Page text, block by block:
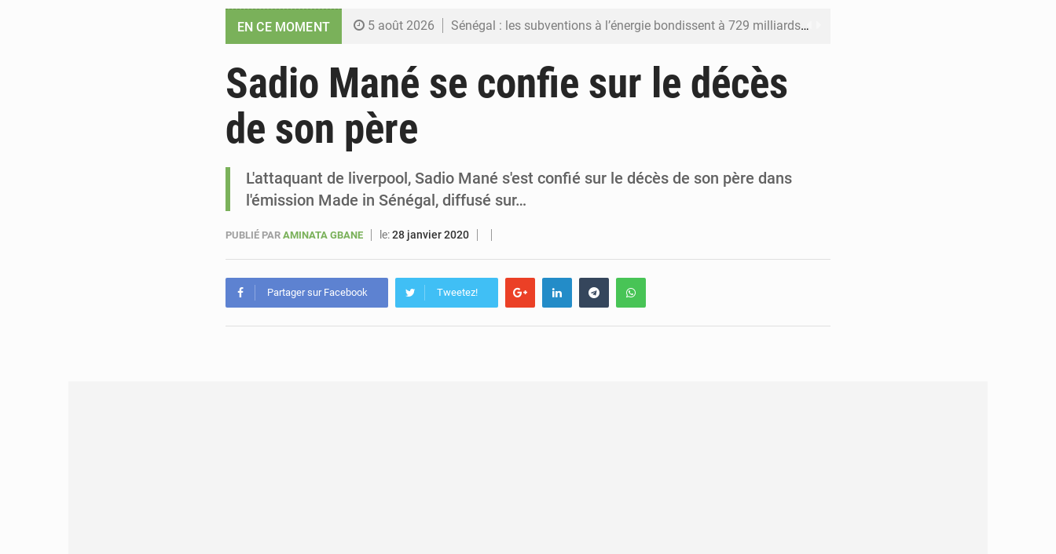
EN CE MOMENT 5 août 2026 Sénégal : les subventions à l’énergie bondissent à 729 milliards FCFA pour contenir les prix des carburants et de l’électricité
5 août 2026 Sénégal : Ousmane Diagne prêtera serment le 11 août comme président du Conseil constitutionnel
5 août 2026
Sadio Mané se confie sur le décès
de son père
L'attaquant de liverpool, Sadio Mané s'est confié sur le décès de son père dans
l'émission Made in Sénégal, diffusé sur…
PUBLIÉ PAR AMINATA GBANE le:28 janvier 2020
Partager sur Facebook Tweetez!